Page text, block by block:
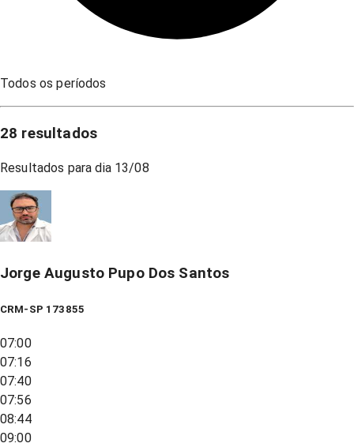
Todos os períodos
28 resultados
Resultados para dia 13/08
Jorge Augusto Pupo Dos Santos
CRM-SP 173855
07:00
07:16
07:40
07:56
08:44
09:00